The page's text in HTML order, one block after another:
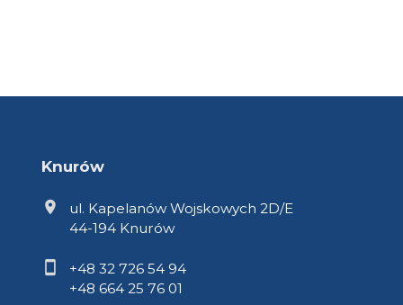
Knurów
ul. Kapelanów Wojskowych 2D/E
44-194 Knurów
+48 32 726 54 94
+48 664 25 76 01